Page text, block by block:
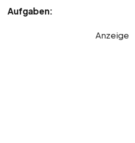
Aufgaben:
Anzeige